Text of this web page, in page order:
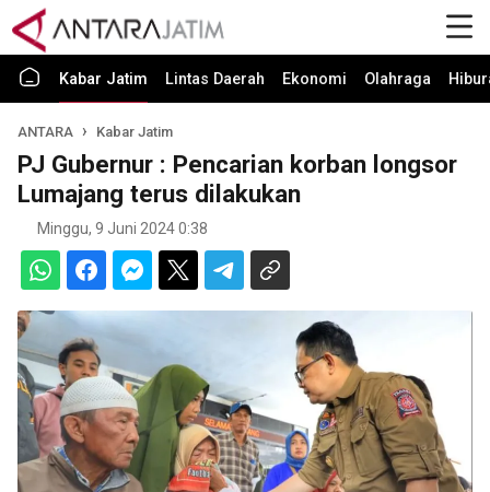
Kabar Jatim Lintas Daerah Ekonomi Olahraga
ANTARA Kabar Jatim
PJ Gubernur : Pencarian korban longsor
Lumajang terus dilakukan
Minggu, 9 Juni 2024 0:38